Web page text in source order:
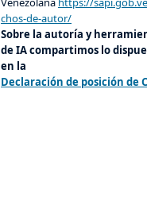
chos-de-autor/
Sobre la autoría y
de IA compartimos lo
en la
Declaración de posición de